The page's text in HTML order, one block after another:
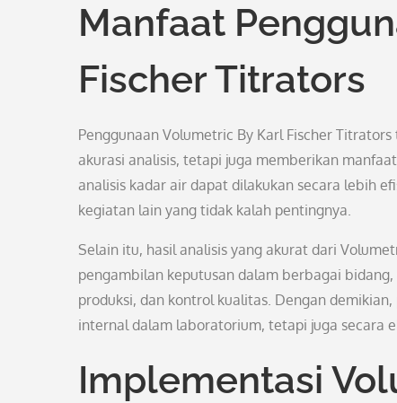
Manfaat
Fischer Titrators
Penggunaan Volumetric By Karl Fischer
akurasi analisis, tetapi juga memberikan
analisis kadar air dapat dilakukan secara lebih
kegiatan lain yang tidak kalah pentingnya.
Selain itu, hasil analisis yang akurat dari
pengambilan keputusan dalam berbagai
produksi, dan kontrol kualitas. Dengan
internal dalam laboratorium, tetapi juga secara
Implementasi